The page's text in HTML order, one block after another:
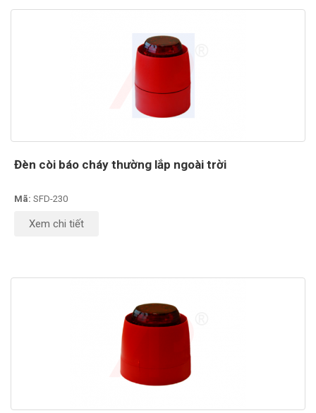
Đèn còi báo cháy thường lắp ngoài trời
Mã: SFD-230
Xem chi tiết